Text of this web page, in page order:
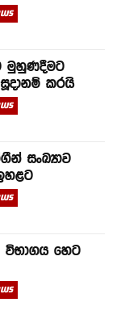
මුහුණදීමට
කරයි
සංඛ්‍යාව
විභාගය හෙට